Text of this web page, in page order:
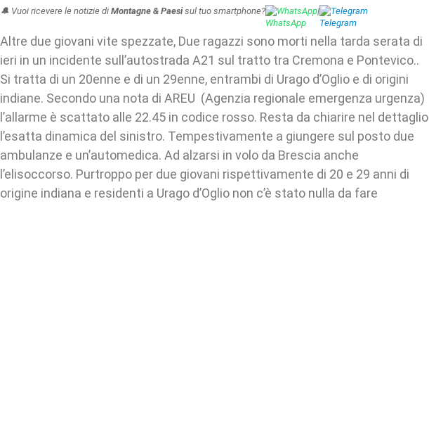
🔔 Vuoi ricevere le notizie di Montagne & Paesisul tuo smartphone? WhatsApp| Telegram
Altre due giovani vite spezzate, Due ragazzi sono morti nella tarda serata di
ieri in un incidente sull’autostrada A21 sul tratto tra Cremona e Pontevico..
Si tratta di un 20enne e di un 29enne, entrambi di Urago d’Oglio e di origini
indiane. Secondo una nota di AREU (Agenzia regionale emergenza urgenza)
l’allarme è scattato alle 22.45 in codice rosso. Resta da chiarire nel dettaglio
l’esatta dinamica del sinistro. Tempestivamente a giungere sul posto due
ambulanze e un’automedica. Ad alzarsi in volo da Brescia anche
l’elisoccorso. Purtroppo per due giovani rispettivamente di 20 e 29 anni di
origine indiana e residenti a Urago d’Oglio non c’è stato nulla da fare